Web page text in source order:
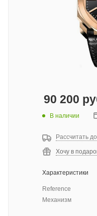
90 200
В наличии
Рассчитать
Хочу в
Характеристики
Reference
Механизм